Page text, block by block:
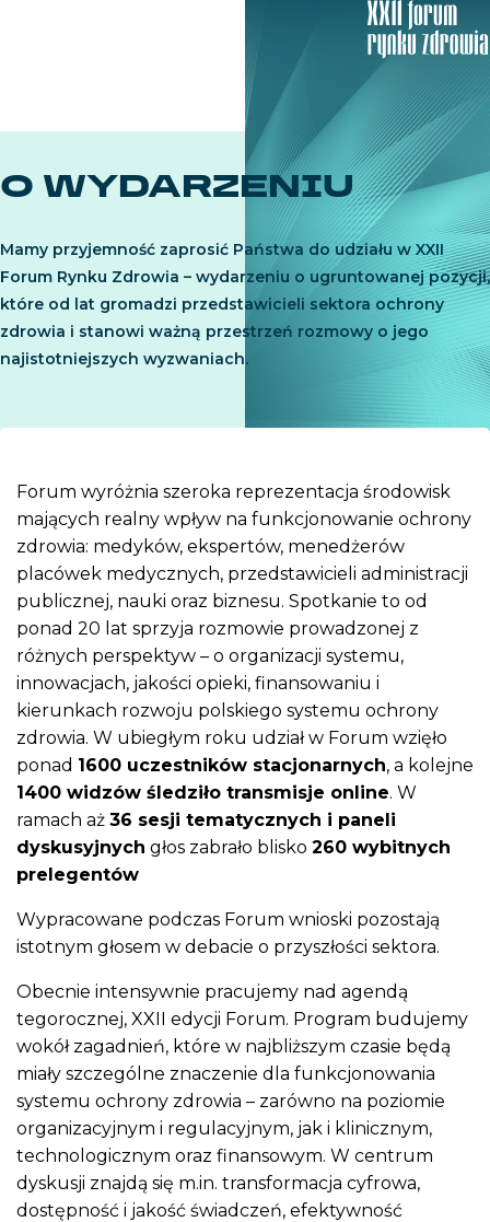
O WYDARZENIU
Mamy przyjemność zaprosić Państwa do udziału w XXII
Forum Rynku Zdrowia – wydarzeniu o ugruntowanej pozycji,
które od lat gromadzi przedstawicieli sektora ochrony
zdrowia i stanowi ważną przestrzeń rozmowy o jego
najistotniejszych wyzwaniach.
Forum wyróżnia szeroka reprezentacja środowisk
mających realny wpływ na funkcjonowanie ochrony
zdrowia: medyków, ekspertów, menedżerów
placówek medycznych, przedstawicieli administracji
publicznej, nauki oraz biznesu. Spotkanie to od
ponad 20 lat sprzyja rozmowie prowadzonej z
różnych perspektyw – o organizacji systemu,
innowacjach, jakości opieki, finansowaniu i
kierunkach rozwoju polskiego systemu ochrony
zdrowia. W ubiegłym roku udział w Forum wzięło
ponad 1600 uczestników stacjonarnych, a kolejne
1400 widzów śledziło transmisje online. W
ramach aż 36 sesji tematycznych i paneli
dyskusyjnych głos zabrało blisko 260 wybitnych
prelegentów
Wypracowane podczas Forum wnioski pozostają
istotnym głosem w debacie o przyszłości sektora.
Obecnie intensywnie pracujemy nad agendą
tegorocznej, XXII edycji Forum. Program budujemy
wokół zagadnień, które w najbliższym czasie będą
miały szczególne znaczenie dla funkcjonowania
systemu ochrony zdrowia – zarówno na poziomie
organizacyjnym i regulacyjnym, jak i klinicznym,
technologicznym oraz finansowym. W centrum
dyskusji znajdą się m.in. transformacja cyfrowa,
dostępność i jakość świadczeń, efektywność